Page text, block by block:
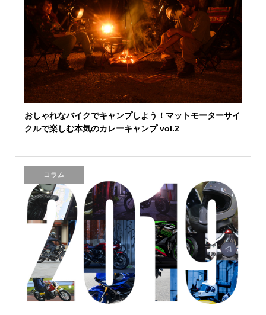
おしゃれなバイクでキャンプしよう！マットモーターサイ
クルで楽しむ本気のカレーキャンプ vol.2
コラム